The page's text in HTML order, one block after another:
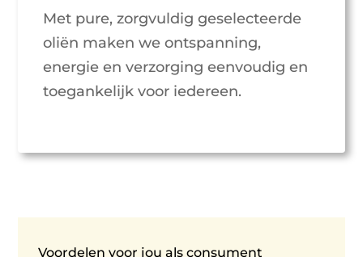
Met pure, zorgvuldig geselecteerde
oliën maken we ontspanning,
energie en verzorging eenvoudig en
toegankelijk voor iedereen.
Voordelen voor jou als consument